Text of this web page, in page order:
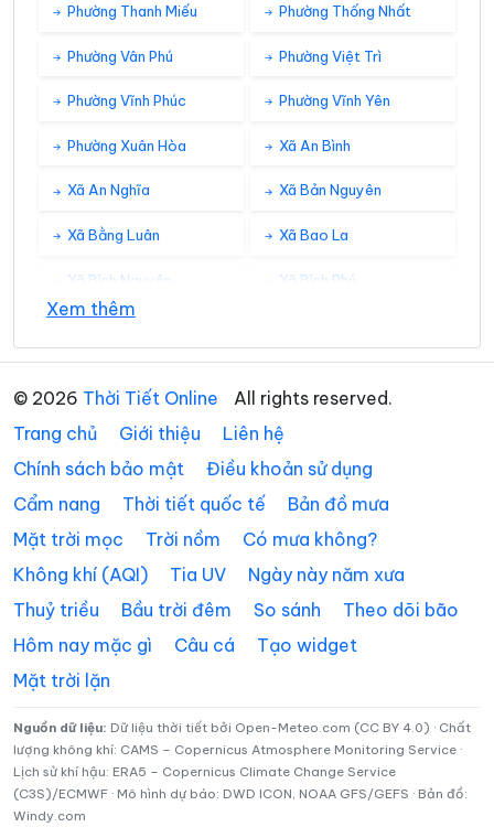
Phường Thanh Miếu Phường Thống Nhất
Phường Vân Phú Phường Việt Trì
Phường Vĩnh Phúc Phường Vĩnh Yên
Phường Xuân Hòa Xã An Bình
Xã An Nghĩa Xã Bản Nguyên
Xã Bằng Luân Xã Bao La
Xã Bình Nguyên Xã Bình Phú
Xã Cao Sơn
Xã Chân Mộng Xã Chí Đám
Xã Chí Tiên Xã Cự Đồng
Xã Đà Bắc Xã Đại Đình
Xã Đan Thượng Xã Đạo Trù
Xã Đào Xá
Xã Đồng Lương Xã Đông Thành
Xã Đức Nhàn Xã Dũng Tiến
Xã Hạ Hòa
Xem thêm
© 2026 Thời Tiết Online
All rights reserved.
Trang chủ
Giới thiệu
Liên hệ
Chính sách bảo mật
Điều khoản sử dụng
Cẩm nang
Thời tiết quốc tế
Bản đồ mưa
Mặt trời mọc
Trời nồm
Có mưa không?
Không khí (AQI)
Tia UV
Ngày này năm xưa
Thuỷ triều
Bầu trời đêm So sánh
Theo dõi bão
Hôm nay mặc gì
Câu cá
Tạo widget
Mặt trời lặn
Nguồn dữ liệu: Dữ liệu thời tiết bởi Open-Meteo.com (CC BY 4.0) · Chất
lượng không khí: CAMS – Copernicus Atmosphere Monitoring Service ·
Lịch sử khí hậu: ERA5 – Copernicus Climate Change Service
(C3S)/ECMWF · Mô hình dự báo: DWD ICON, NOAA GFS/GEFS · Bản đồ:
Windy.com